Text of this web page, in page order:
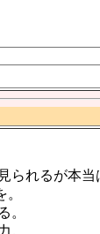
られるが本当
。
。